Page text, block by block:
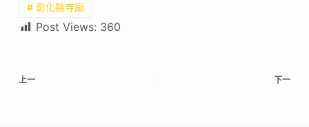
# 彰化縣寺廟
Post Views: 360
上一 下一